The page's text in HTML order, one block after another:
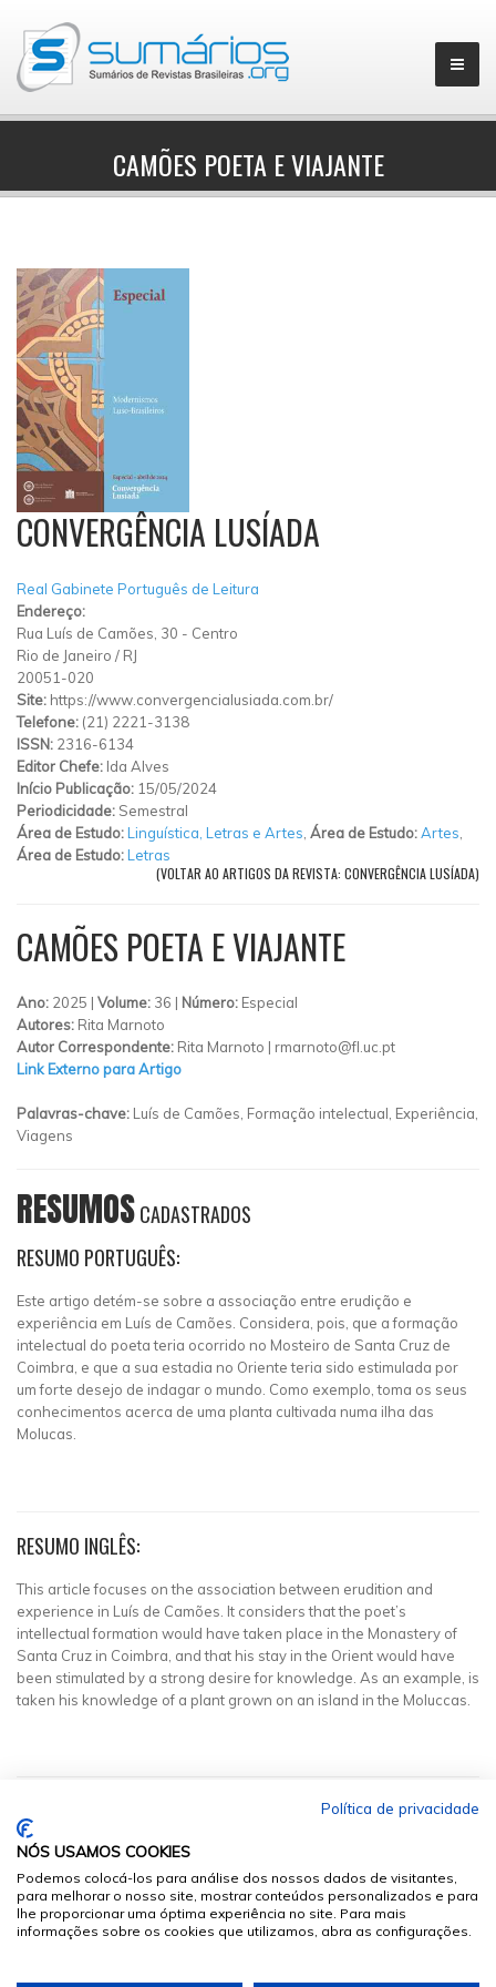
▼
CAMÕES POETA E VIAJANTE
CONVERGÊNCIA LUSÍADA
Real Gabinete Português de Leitura
Endereço:
Rua Luís de Camões, 30 - Centro
Rio de Janeiro / RJ
20051-020
Site: https://www.convergencialusiada.com.br/
Telefone: (21) 2221-3138
ISSN: 2316-6134
Editor Chefe: Ida Alves
Início Publicação: 15/05/2024
Periodicidade: Semestral
Área de Estudo:Linguística, Letras e Artes Área de Estudo:Artes
Área de Estudo:Letras
(VOLTAR AO ARTIGOS DA REVISTA: CONVERGÊNCIA LUSÍADA)
CAMÕES POETA E VIAJANTE
Ano: 2025 | Volume: 36 | Número: Especial
Autores: Rita Marnoto
Autor Correspondente: Rita Marnoto | rmarnoto@fl.uc.pt
Link Externo para Artigo
Palavras-chave: Luís de Camões, Formação intelectual, Experiência,
Viagens
RESUMOSCADASTRADOS
RESUMO PORTUGUÊS:
Este artigo detém-se sobre a associação entre erudição e
experiência em Luís de Camões. Considera, pois, que a formação
intelectual do poeta teria ocorrido no Mosteiro de Santa Cruz de
Coimbra, e que a sua estadia no Oriente teria sido estimulada por
um forte desejo de indagar o mundo. Como exemplo, toma os seus
conhecimentos acerca de uma planta cultivada numa ilha das
Molucas.
RESUMO INGLÊS:
This article focuses on the association between erudition and
experience in Luís de Camões. It considers that the poet’s
intellectual formation would have taken place in the Monastery of
Santa Cruz in Coimbra, and that his stay in the Orient would have
been stimulated by a strong desire for knowledge. As an example, is
taken his knowledge of a plant grown on an island in the Moluccas.
Política de privacidade
NÓS USAMOS COOKIES
Podemos colocá-los para análise dos nossos dados de visitantes,
para melhorar o nosso site, mostrar conteúdos personalizados e para
lhe proporcionar uma óptima experiência no site. Para mais
informações sobre os cookies que utilizamos, abra as configurações.